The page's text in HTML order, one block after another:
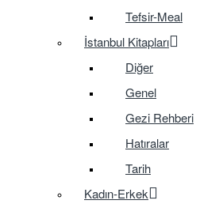
Tefsir-Meal
İstanbul Kitapları
Diğer
Genel
Gezi Rehberi
Hatıralar
Tarih
Kadın-Erkek